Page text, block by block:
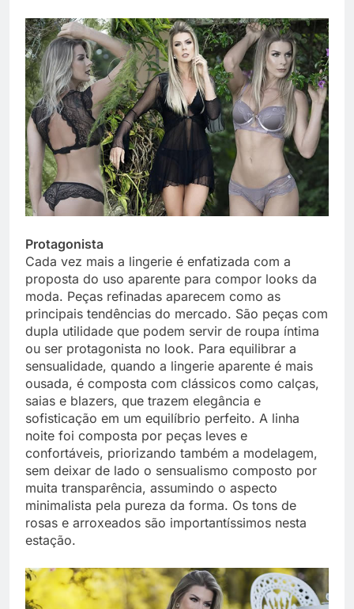
Protagonista
Cada vez mais a lingerie é enfatizada com a
proposta do uso aparente para compor looks da
moda. Peças refinadas aparecem como as
principais tendências do mercado. São peças com
dupla utilidade que podem servir de roupa íntima
ou ser protagonista no look. Para equilibrar a
sensualidade, quando a lingerie aparente é mais
ousada, é composta com clássicos como calças,
saias e blazers, que trazem elegância e
sofisticação em um equilíbrio perfeito. A linha
noite foi composta por peças leves e
confortáveis, priorizando também a modelagem,
sem deixar de lado o sensualismo composto por
muita transparência, assumindo o aspecto
minimalista pela pureza da forma. Os tons de
rosas e arroxeados são importantíssimos nesta
estação.